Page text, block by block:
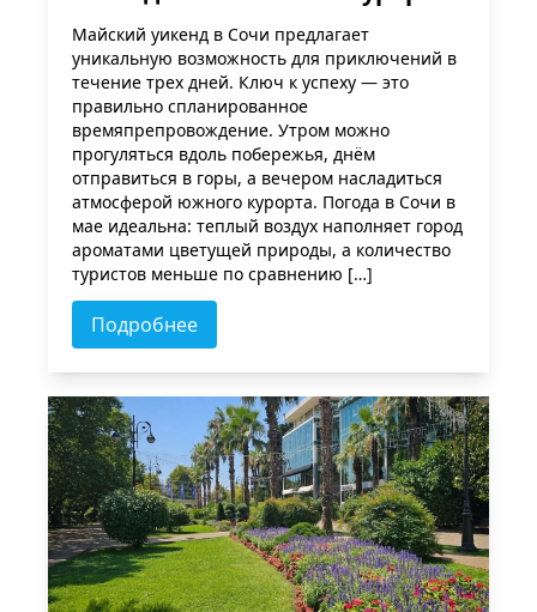
Майский уикенд в Сочи предлагает
уникальную возможность для приключений в
течение трех дней. Ключ к успеху — это
правильно спланированное
времяпрепровождение. Утром можно
прогуляться вдоль побережья, днём
отправиться в горы, а вечером насладиться
атмосферой южного курорта. Погода в Сочи в
мае идеальна: теплый воздух наполняет город
ароматами цветущей природы, а количество
туристов меньше по сравнению […]
Подробнее